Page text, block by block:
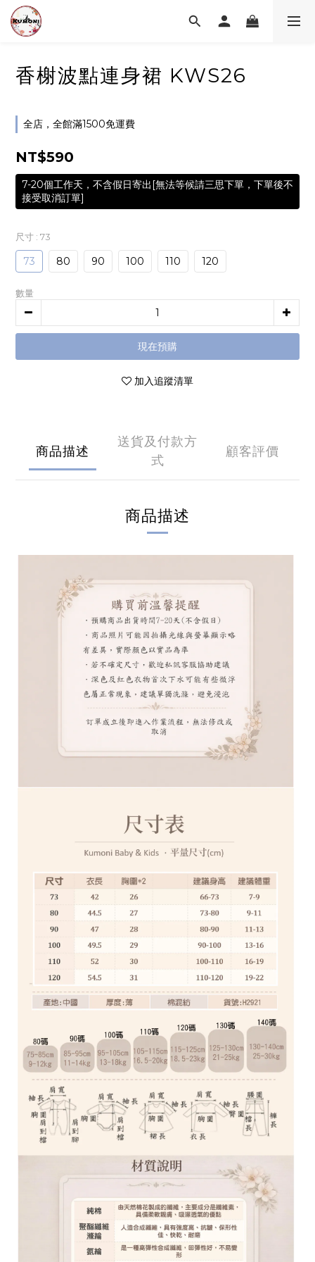
香榭波點連身裙 KWS26
全店，全館滿1500免運費
NT$590
7-20個工作天，不含假日寄出[無法等候請三思下單，下單後不
接受取消訂單]
尺寸 : 73
73 80 90 100 110 120
數量
現在預購
加入追蹤清單
商品描述
送貨及付款方
式
顧客評價
商品描述